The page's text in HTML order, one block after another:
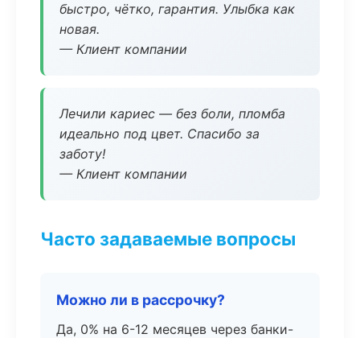
быстро, чётко, гарантия. Улыбка как
новая.
— Клиент компании
Лечили кариес — без боли, пломба
идеально под цвет. Спасибо за
заботу!
— Клиент компании
Часто задаваемые вопросы
Можно ли в рассрочку?
Да, 0% на 6-12 месяцев через банки-